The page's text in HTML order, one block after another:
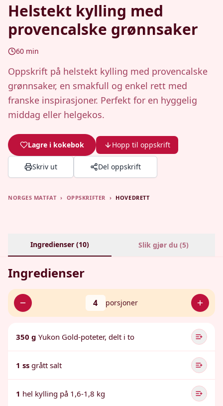
Helstekt kylling med
provencalske grønnsaker
60 min
Oppskrift på helstekt kylling med provencalske
grønnsaker, en smakfull og enkel rett med
franske inspirasjoner. Perfekt for en hyggelig
middag eller helgekos.
Lagre i kokebok Hopp til oppskrift
Skriv ut Del oppskrift
NORGES MATFAT › OPPSKRIFTER › HOVEDRETT
Ingredienser (10) Slik gjør du (5)
Ingredienser
4 porsjoner
350 g Yukon Gold-poteter, delt i to
1 ss grått salt
1 hel kylling på 1,6-1,8 kg